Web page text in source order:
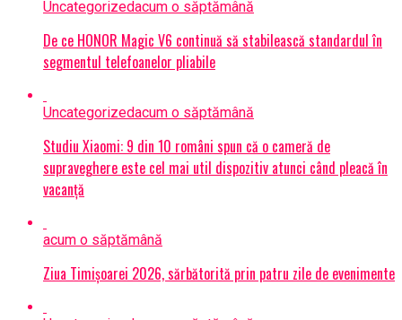
Uncategorizedacum o săptămână
De ce HONOR Magic V6 continuă să stabilească standardul în
segmentul telefoanelor pliabile
Uncategorizedacum o săptămână
Studiu Xiaomi: 9 din 10 români spun că o cameră de
supraveghere este cel mai util dispozitiv atunci când pleacă în
vacanță
acum o săptămână
Ziua Timișoarei 2026, sărbătorită prin patru zile de evenimente